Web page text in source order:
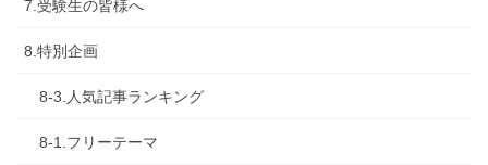
7.受験生の皆様へ
8.特別企画
8-3.人気記事ランキング
8-1.フリーテーマ